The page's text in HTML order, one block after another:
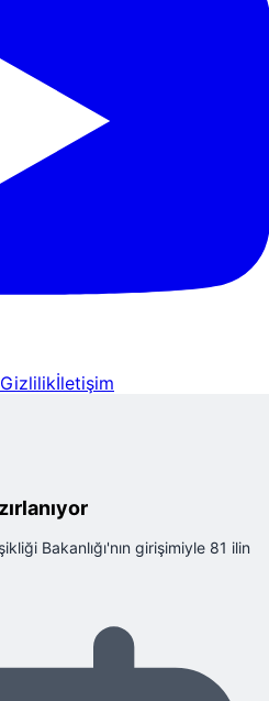
Gizlilikİletişim
Bakanlığı'nın girişimiyle 81 ilin